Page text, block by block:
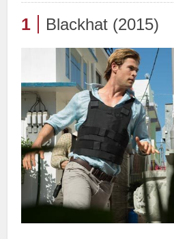
1 Blackhat (2015)